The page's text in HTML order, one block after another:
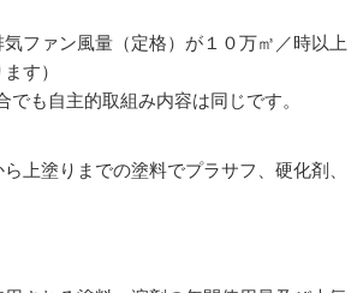
気ファン風量（定格）が１０万㎥／時以上
す）
も自主的取組み内容は同じです。
上塗りまでの塗料でプラサフ、硬化剤、